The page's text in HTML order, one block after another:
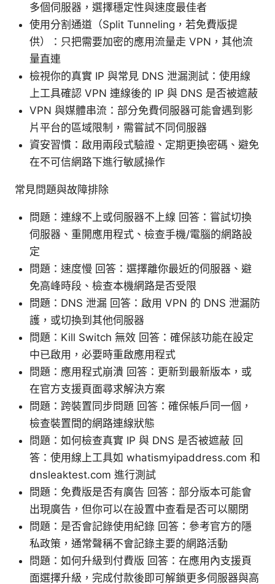
多個伺服器，選擇穩定性與速度最佳者
使用分割通道（Split Tunneling，若免費版提
供）：只把需要加密的應用流量走 VPN，其他流
量直連
檢視你的真實 IP 與常見 DNS 泄漏測試：使用線
上工具確認 VPN 連線後的 IP 與 DNS 是否被遮蔽
VPN 與媒體串流：部分免費伺服器可能會遇到影
片平台的區域限制，需嘗試不同伺服器
資安習慣：啟用兩段式驗證、定期更換密碼、避免
在不可信網路下進行敏感操作
常見問題與故障排除
問題：連線不上或伺服器不上線 回答：嘗試切換
伺服器、重開應用程式、檢查手機/電腦的網路設
定
問題：速度慢 回答：選擇離你最近的伺服器、避
免高峰時段、檢查本機網路是否受限
問題：DNS 泄漏 回答：啟用 VPN 的 DNS 泄漏防
護，或切換到其他伺服器
問題：Kill Switch 無效 回答：確保該功能在設定
中已啟用，必要時重啟應用程式
問題：應用程式崩潰 回答：更新到最新版本，或
在官方支援頁面尋求解決方案
問題：跨裝置同步問題 回答：確保帳戶同一個，
檢查裝置間的網路連線狀態
問題：如何檢查真實 IP 與 DNS 是否被遮蔽 回
答：使用線上工具如 whatismyipaddress.com 和
dnsleaktest.com 進行測試
問題：免費版是否有廣告 回答：部分版本可能會
出現廣告，但你可以在設置中查看是否可以關閉
問題：是否會記錄使用紀錄 回答：參考官方的隱
私政策，通常聲稱不會記錄主要的網路活動
問題：如何升級到付費版 回答：在應用內支援頁
面選擇升級，完成付款後即可解鎖更多伺服器與高